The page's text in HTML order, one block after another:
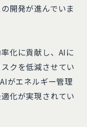
開発が進んでいま
化に貢献し、AIに
クを低減させてい
がエネルギー管理
化が実現されてい